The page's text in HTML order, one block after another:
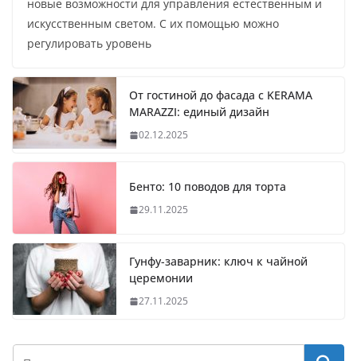
новые возможности для управления естественным и
искусственным светом. С их помощью можно
регулировать уровень
От гостиной до фасада с KERAMA
MARAZZI: единый дизайн
02.12.2025
Бенто: 10 поводов для торта
29.11.2025
Гунфу-заварник: ключ к чайной
церемонии
27.11.2025